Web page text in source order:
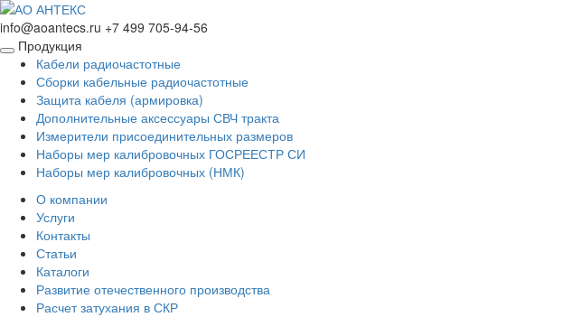
info@aoantecs.ru +7 499 705-94-56
Продукция
Кабели радиочастотные
Сборки кабельные радиочастотные
Защита кабеля (армировка)
Дополнительные аксессуары СВЧ тракта
Измерители присоединительных размеров
Наборы мер калибровочных ГОСРЕЕСТР СИ
Наборы мер калибровочных (НМК)
О компании
Услуги
Контакты
Статьи
Каталоги
Развитие отечественного производства
Расчет затухания в СКР